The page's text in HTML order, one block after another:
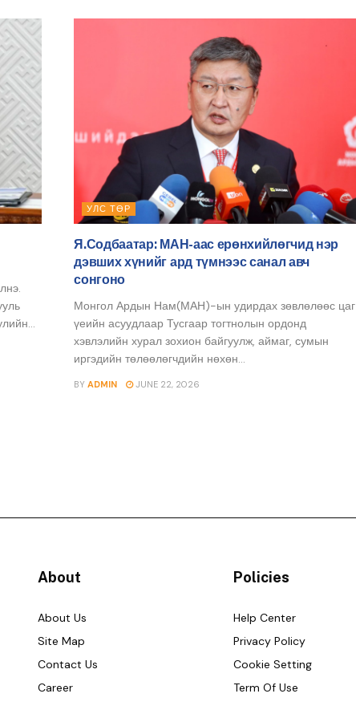
УЛС ТӨР
Я.Содбаатар: МАН-аас ерөнхийлөгчид нэр
дэвших хүнийг ард түмнээс санал авч
сонгоно
Монгол Ардын Нам(МАН)-ын удирдах зөвлөлөөс цаг
үеийн асуудлаар Тусгаар тогтнолын ордонд
хэвлэлийн хурал зохион байгуулж, аймаг, сумын
иргэдийн төлөөлөгчдийн нөхөн...
BY ADMIN JUNE 22, 2026
About
About Us
Site Map
Contact Us
Career
Policies
Help Center
Privacy Policy
Cookie Setting
Term Of Use